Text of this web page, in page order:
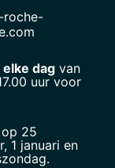
roche-
elke dagvan
uur voor
25
1 januari en